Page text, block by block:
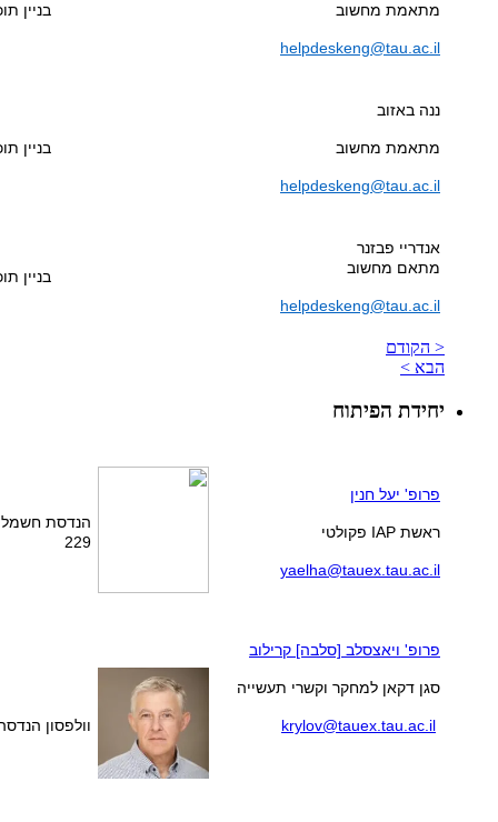
מתאמת מחשוב
helpdeskeng@tau.ac.il
בניין
ננה באזוב
מתאמת מחשוב
helpdeskeng@tau.ac.il
בניין
אנדריי פבזנר
מתאם מחשוב
helpdeskeng@tau.ac.il
בניין
< הקודם
הבא >
יחידת הפיתוח
פרופ' יעל חנין
ראשת IAP פקולטי
yaelha@tauex.tau.ac.il
הנדסת
229
פרופ' ויאצסלב [סלבה] קרילוב
סגן דקאן למחקר וקשרי תעשייה
krylov@tauex.tau.ac.il וולפסון הנדסה,